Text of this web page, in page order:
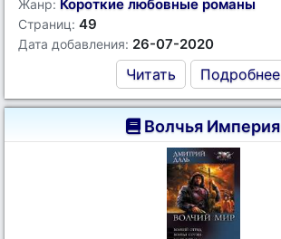
Жанр: Короткие любовные романы
Страниц: 49
Дата добавления: 26-07-2020
Читать Подробнее
Волчья Империя